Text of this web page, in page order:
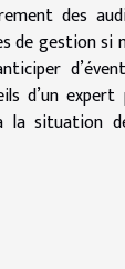
des
de gestion si
d’un
la situation